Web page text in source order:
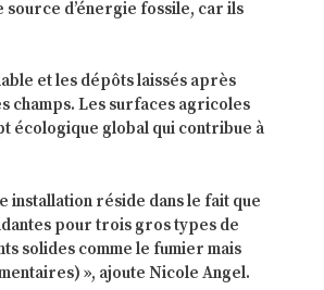
source d’énergie fossile, car ils
et les dépôts laissés après
champs. Les surfaces agricoles
écologique global qui contribue à
installation réside dans le fait que
pour trois gros types de
solides comme le fumier mais
», ajoute Nicole Angel.